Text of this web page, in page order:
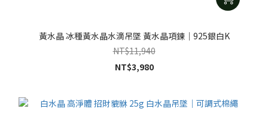
黃水晶 冰種黃水晶水滴吊墜 黃水晶項鍊｜925銀白K
NT$11,940
NT$3,980